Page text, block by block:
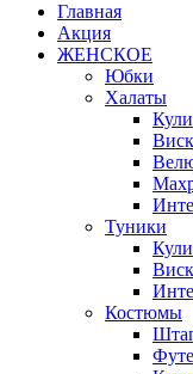
Главная
Акция
ЖЕНСКОЕ
Юбки
Халаты
Туники
Костюмы